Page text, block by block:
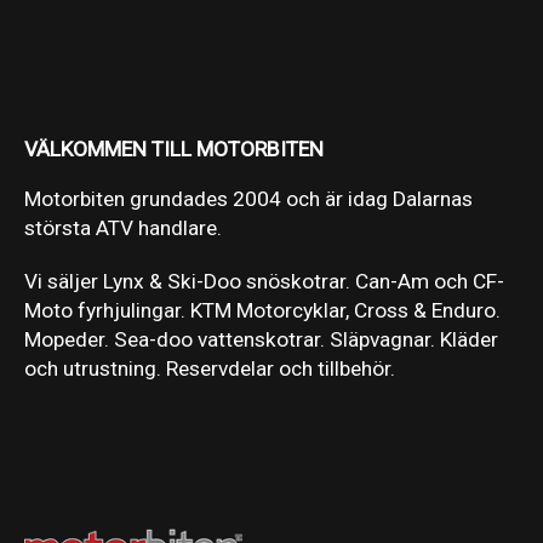
VÄLKOMMEN TILL MOTORBITEN
Motorbiten grundades 2004 och är idag Dalarnas
största ATV handlare.
Vi säljer Lynx & Ski-Doo snöskotrar. Can-Am och CF-
Moto fyrhjulingar. KTM Motorcyklar, Cross & Enduro.
Mopeder. Sea-doo vattenskotrar. Släpvagnar. Kläder
och utrustning. Reservdelar och tillbehör.